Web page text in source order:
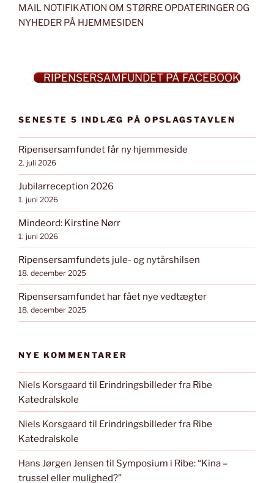
MAIL NOTIFIKATION OM STØRRE OPDATERINGER OG
NYHEDER PÅ HJEMMESIDEN
RIPENSERSAMFUNDET PÅ FACEBOOK
SENESTE 5 INDLÆG PÅ OPSLAGSTAVLEN
Ripensersamfundet får ny hjemmeside
2. juli 2026
Jubilarreception 2026
1. juni 2026
Mindeord: Kirstine Nørr
1. juni 2026
Ripensersamfundets jule- og nytårshilsen
18. december 2025
Ripensersamfundet har fået nye vedtægter
18. december 2025
NYE KOMMENTARER
Niels Korsgaard til Erindringsbilleder fra Ribe
Katedralskole
Niels Korsgaard til Erindringsbilleder fra Ribe
Katedralskole
Hans Jørgen Jensen til Symposium i Ribe: “Kina –
trussel eller mulighed?”